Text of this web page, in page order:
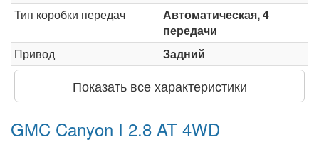
Тип коробки передач
Автоматическая, 4
передачи
Привод
Задний
Показать все характеристики
GMC Canyon I 2.8 AT 4WD